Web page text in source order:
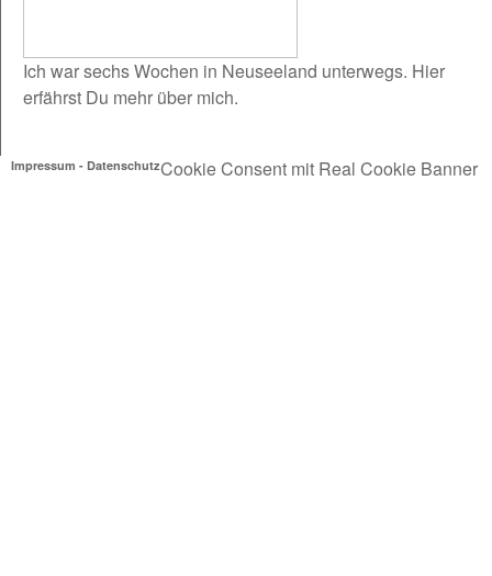
Ich war sechs Wochen in Neuseeland unterwegs. Hier
erfährst Du mehr über mich.
Impressum - DatenschutzCookie Consent mit Real Cookie Banner